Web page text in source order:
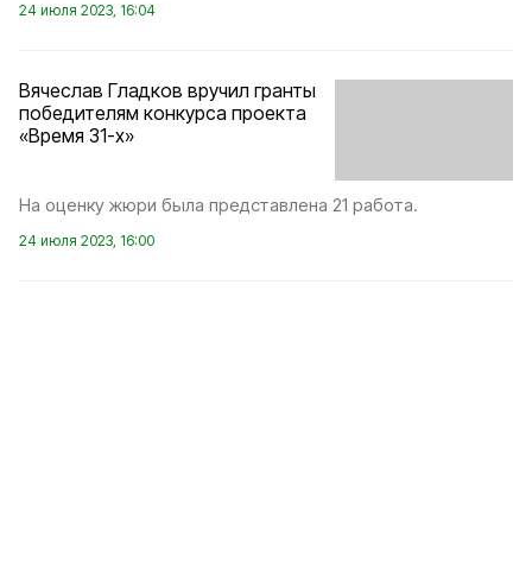
24 июля 2023, 16:04
Вячеслав Гладков вручил гранты
победителям конкурса проекта
«Время 31-х»
На оценку жюри была представлена 21 работа.
24 июля 2023, 16:00